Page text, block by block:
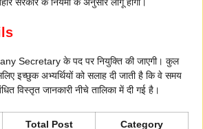
Secretary के पद पर नियुक्ति की जाएगी। कुल
इच्छुक अभ्यर्थियों को सलाह दी जाती है कि वे समय
विस्तृत जानकारी नीचे तालिका में दी गई है।
Total Post Category